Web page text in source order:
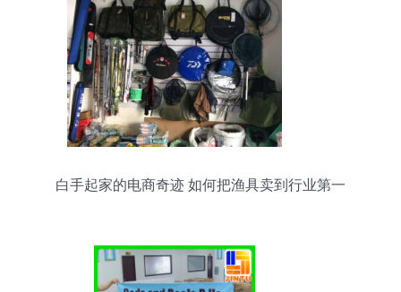
白手起家的电商奇迹 如何把渔具卖到行业第一